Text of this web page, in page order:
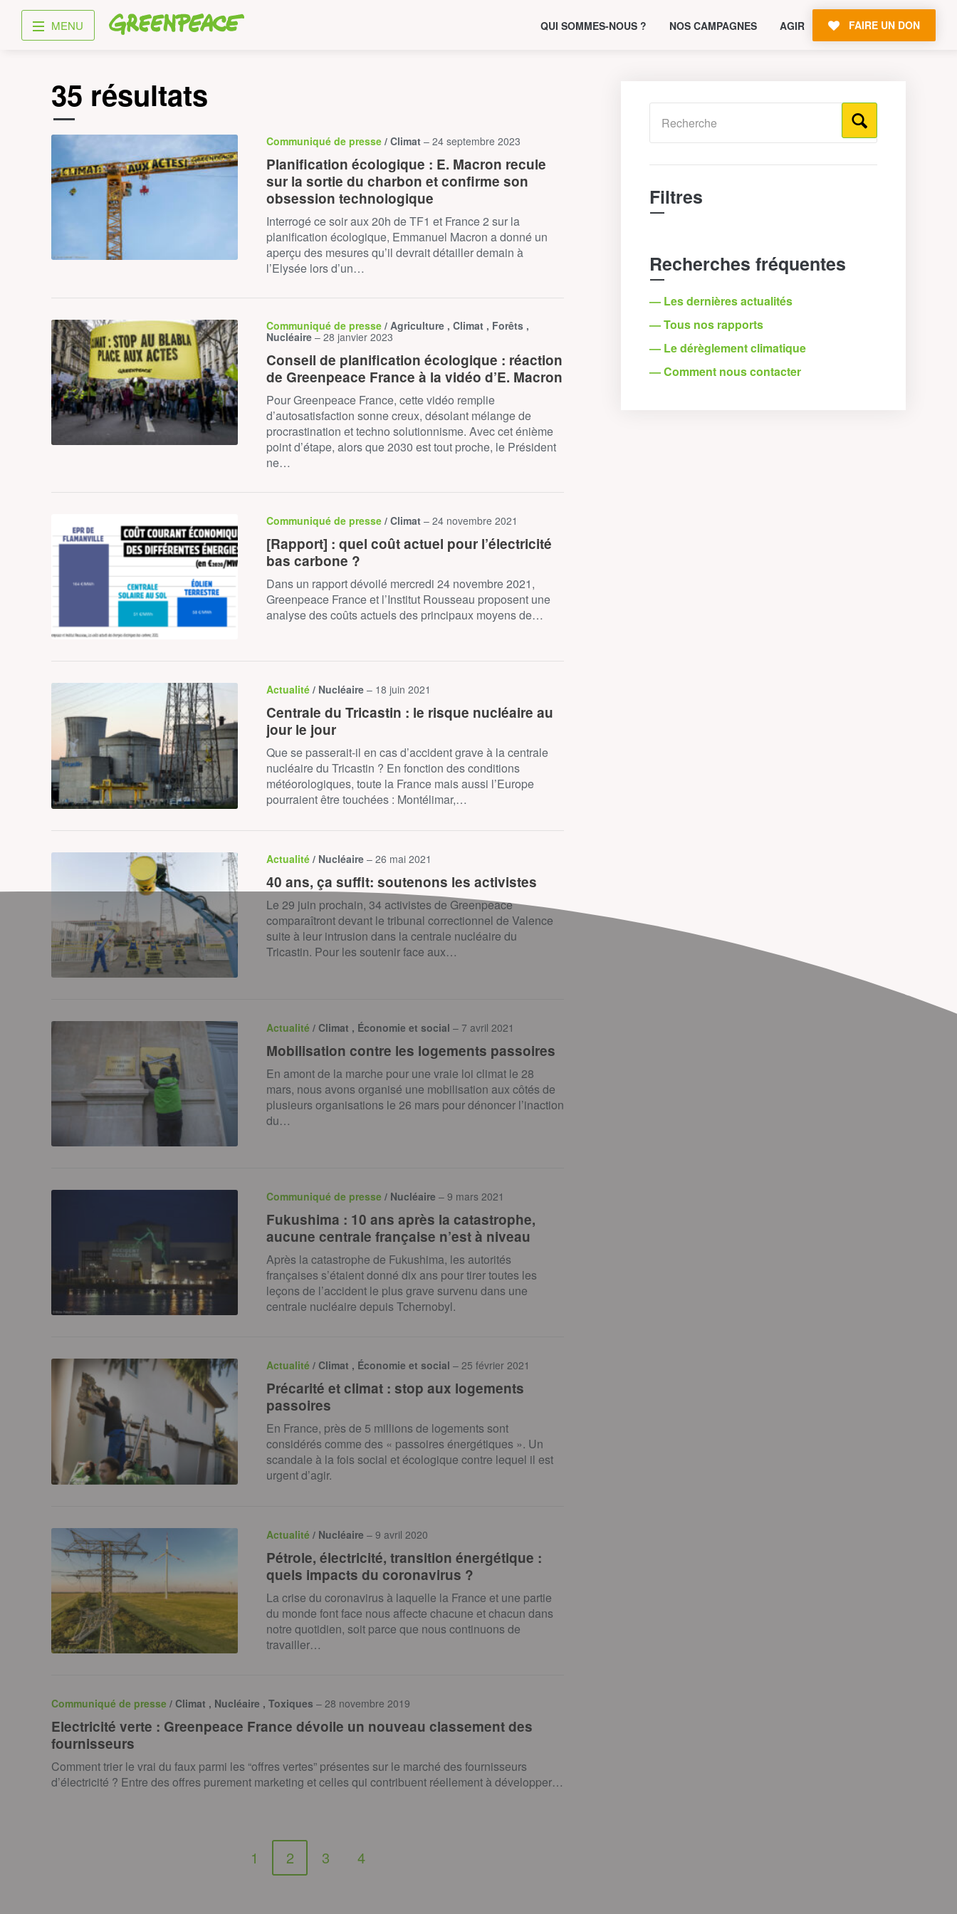
Greenpeace
MENU QUI SOMMES-NOUS ? NOS CAMPAGNES AGIR FAIRE UN DON
Filtres
Recherches fréquentes
— Les dernières actualités
— Tous nos rapports
— Le dérèglement climatique
— Comment nous contacter
35 résultats
Communiqué de presse / Climat – 24 septembre 2023
Planification écologique : E. Macron recule
sur la sortie du charbon et confirme son
obsession technologique
Interrogé ce soir aux 20h de TF1 et France 2 sur la
planification écologique, Emmanuel Macron a donné un
aperçu des mesures qu’il devrait détailler demain à
l’Elysée lors d’un…
Communiqué de presse / Agriculture , Climat , Forêts ,
Nucléaire – 28 janvier 2023
Conseil de planification écologique : réaction
de Greenpeace France à la vidéo d’E. Macron
Pour Greenpeace France, cette vidéo remplie
d’autosatisfaction sonne creux, désolant mélange de
procrastination et techno solutionnisme. Avec cet énième
point d’étape, alors que 2030 est tout proche, le Président
ne…
Communiqué de presse / Climat – 24 novembre 2021
[Rapport] : quel coût actuel pour l’électricité
bas carbone ?
Dans un rapport dévoilé mercredi 24 novembre 2021,
Greenpeace France et l’Institut Rousseau proposent une
analyse des coûts actuels des principaux moyens de…
Actualité / Nucléaire – 18 juin 2021
Centrale du Tricastin : le risque nucléaire au
jour le jour
Que se passerait-il en cas d’accident grave à la centrale
nucléaire du Tricastin ? En fonction des conditions
météorologiques, toute la France mais aussi l’Europe
pourraient être touchées : Montélimar,…
Actualité / Nucléaire – 26 mai 2021
40 ans, ça suffit: soutenons les activistes
Le 29 juin prochain, 34 activistes de Greenpeace
comparaîtront devant le tribunal correctionnel de Valence
suite à leur intrusion dans la centrale nucléaire du
Tricastin. Pour les soutenir face aux…
Actualité / Climat , Économie et social – 7 avril 2021
Mobilisation contre les logements passoires
En amont de la marche pour une vraie loi climat le 28
mars, nous avons organisé une mobilisation aux côtés de
plusieurs organisations le 26 mars pour dénoncer l’inaction
du…
Communiqué de presse / Nucléaire – 9 mars 2021
Fukushima : 10 ans après la catastrophe,
aucune centrale française n’est à niveau
Après la catastrophe de Fukushima, les autorités
françaises s’étaient donné dix ans pour tirer toutes les
leçons de l’accident le plus grave survenu dans une
centrale nucléaire depuis Tchernobyl.
Actualité / Climat , Économie et social – 25 février 2021
Précarité et climat : stop aux logements
passoires
En France, près de 5 millions de logements sont
considérés comme des « passoires énergétiques ». Un
scandale à la fois social et écologique contre lequel il est
urgent d’agir.
Actualité / Nucléaire – 9 avril 2020
Pétrole, électricité, transition énergétique :
quels impacts du coronavirus ?
La crise du coronavirus à laquelle la France et une partie
du monde font face nous affecte chacune et chacun dans
notre quotidien, soit parce que nous continuons de
travailler…
Communiqué de presse / Climat , Nucléaire , Toxiques – 28 novembre 2019
Electricité verte : Greenpeace France dévoile un nouveau classement des
fournisseurs
Comment trier le vrai du faux parmi les “offres vertes” présentes sur le marché des fournisseurs
d’électricité ? Entre des offres purement marketing et celles qui contribuent réellement à développer…
1 2 3 4